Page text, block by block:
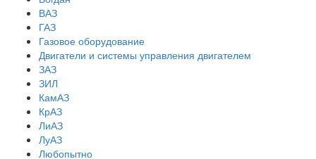
ВАЗ
ГАЗ
Газовое оборудование
Двигатели и системы управления двигателем
ЗАЗ
ЗИЛ
КамАЗ
КрАЗ
ЛиАЗ
ЛуАЗ
Любопытно